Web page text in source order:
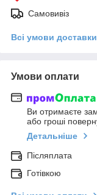
Самовивіз
Всі умови доставки
Умови оплати
Ви отримаєте
або гроші
Детальніше
Післяплата
Готівкою